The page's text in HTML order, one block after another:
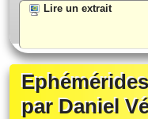
Lire un extrait
par Daniel